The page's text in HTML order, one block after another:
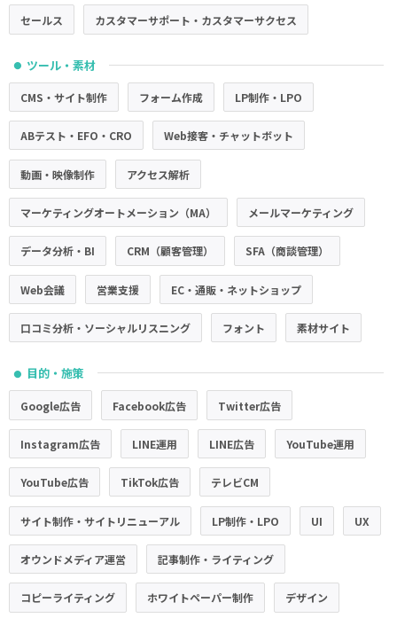
セールス カスタマーサポート・カスタマーサクセス
● ツール・素材
CMS・サイト制作 フォーム作成 LP制作・LPO
ABテスト・EFO・CRO Web接客・チャットボット
動画・映像制作 アクセス解析
マーケティングオートメーション（MA） メールマーケティング
データ分析・BI CRM（顧客管理） SFA（商談管理）
Web会議 営業支援 EC・通販・ネットショップ
口コミ分析・ソーシャルリスニング フォント 素材サイト
● 目的・施策
Google広告 Facebook広告 Twitter広告
Instagram広告 LINE運用 LINE広告 YouTube運用
YouTube広告 TikTok広告 テレビCM
サイト制作・サイトリニューアル LP制作・LPO UI UX
オウンドメディア運営 記事制作・ライティング
コピーライティング ホワイトペーパー制作 デザイン